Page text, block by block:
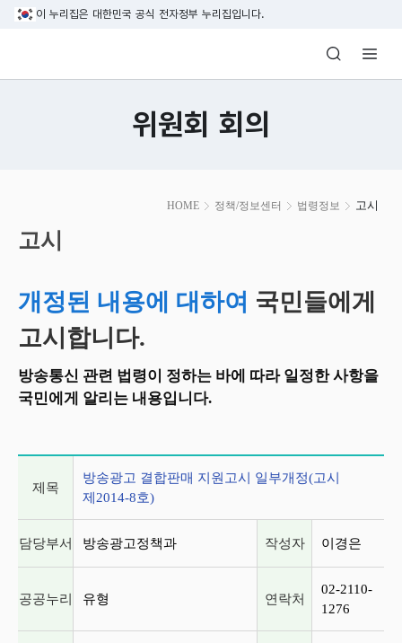
본문 바로가기
이 누리집은 대한민국 공식 전자정부 누리집입니다.
방송미디어통신위원회 Korea Media
위원회 회의
HOME 정책/정보센터 법령정보 고시
시
작
고시
개정된 내용에 대하여 국민들에게
고시합니다.
방송통신 관련 법령이 정하는 바에 따라 일정한 사항을
국민에게 알리는 내용입니다.
제목
방송광고 결합판매 지원고시 일부개정(고시
제2014-8호)
담당부서 방송광고정책과 작성자 이경은
공공누리 유형 연락처
02-2110-
1276